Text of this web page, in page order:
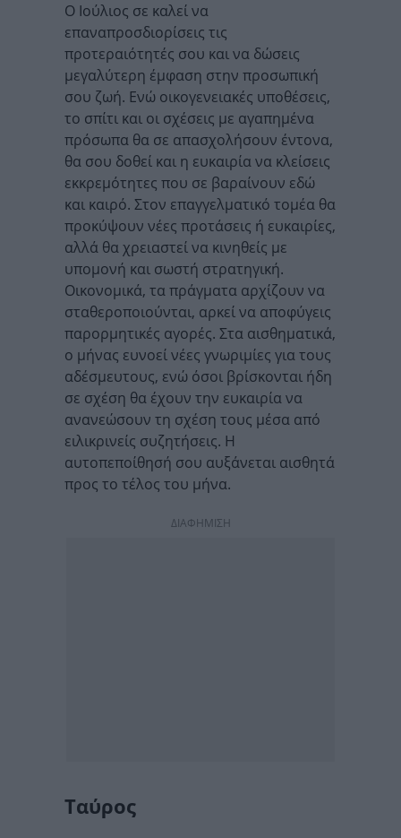
Ο Ιούλιος σε καλεί να
επαναπροσδιορίσεις τις
προτεραιότητές σου και να δώσεις
μεγαλύτερη έμφαση στην προσωπική
σου ζωή. Ενώ οικογενειακές υποθέσεις,
το σπίτι και οι σχέσεις με αγαπημένα
πρόσωπα θα σε απασχολήσουν έντονα,
θα σου δοθεί και η ευκαιρία να κλείσεις
εκκρεμότητες που σε βαραίνουν εδώ
και καιρό. Στον επαγγελματικό τομέα θα
προκύψουν νέες προτάσεις ή ευκαιρίες,
αλλά θα χρειαστεί να κινηθείς με
υπομονή και σωστή στρατηγική.
Οικονομικά, τα πράγματα αρχίζουν να
σταθεροποιούνται, αρκεί να αποφύγεις
παρορμητικές αγορές. Στα αισθηματικά,
ο μήνας ευνοεί νέες γνωριμίες για τους
αδέσμευτους, ενώ όσοι βρίσκονται ήδη
σε σχέση θα έχουν την ευκαιρία να
ανανεώσουν τη σχέση τους μέσα από
ειλικρινείς συζητήσεις. Η
αυτοπεποίθησή σου αυξάνεται αισθητά
προς το τέλος του μήνα.
ΔΙΑΦΗΜΙΣΗ
Ταύρος